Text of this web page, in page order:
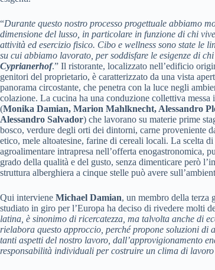
“Durante questo nostro processo progettuale abbiamo
dimensione del lusso, in particolare in funzione di chi
attività ed esercizio fisico. Cibo e wellness sono state le
su cui abbiamo lavorato, per soddisfare le esigenze di
Cyprianerhof.” Il ristorante, localizzato nell’edificio
genitori del proprietario, è caratterizzato da una vista
panorama circostante, che penetra con la luce negli
colazione. La cucina ha una conduzione collettiva messa
(Monika Damian, Marion Mahlknecht, Alessandro
Alessandro Salvador) che lavorano su materie prime
bosco, verdure degli orti dei dintorni, carne proveniente
etico, mele altoatesine, farine di cereali locali. La scelta
agroalimentare intrapresa nell’offerta enogastronomica,
grado della qualità e del gusto, senza dimenticare però
struttura alberghiera a cinque stelle può avere
Qui interviene Michael Damian, un membro della terza
studiato in giro per l’Europa ha deciso di rivedere molti
latina, è sinonimo di ricercatezza, ma talvolta anche di
rielabora questo approccio, perché propone soluzioni
tanti aspetti del nostro lavoro, dall’approvigionamento
responsabilità individuali per costruire un clima di